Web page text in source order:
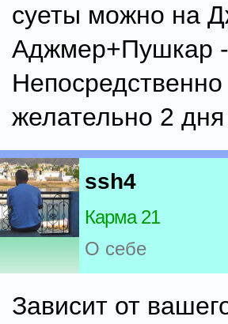
суеты можно на
Аджмер+Пушкар
желательно 2
ssh4
Карма 21
О себе
Зависит от